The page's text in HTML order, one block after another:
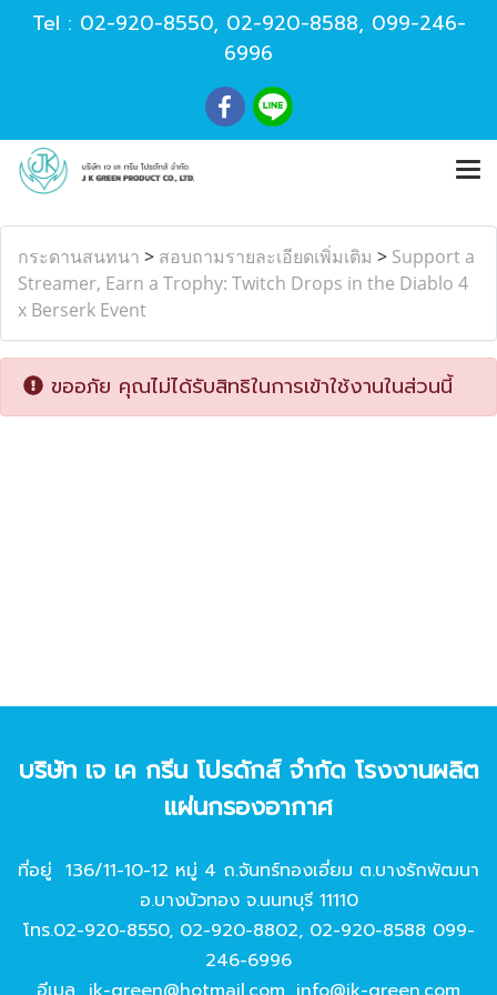
Tel : 02-920-8550, 02-920-8588, 099-246-
6996
กระดานสนทนา > สอบถามรายละเอียดเพิ่มเติม > Support a
Streamer, Earn a Trophy: Twitch Drops in the Diablo 4
x Berserk Event
ขออภัย คุณไม่ได้รับสิทธิในการเข้าใช้งานในส่วนนี้
บริษัท เจ เค กรีน โปรดักส์ จํากัด โรงงานผลิต
แผ่นกรองอากาศ
ที่อยู่ 136/11-10-12 หมู่ 4 ถ.จันทร์ทองเอี่ยม ต.บางรักพัฒนา
อ.บางบัวทอง จ.นนทบุรี 11110
โทร.02-920-8550, 02-920-8802, 02-920-8588 099-
246-6996